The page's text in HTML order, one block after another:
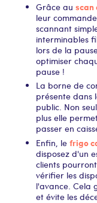
Grâce au scan
leur
scannant
interminables
lors de la
optimiser
pause !
La borne de
présente dans
public. Non
plus elle
passer en
Enfin, le frigo
disposez d'un
clients
vérifier les
l'avance. Cela
et évite les